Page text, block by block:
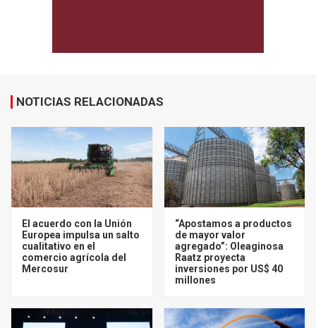
NOTICIAS RELACIONADAS
El acuerdo con la Unión
Europea impulsa un salto
cualitativo en el
comercio agrícola del
Mercosur
“Apostamos a productos
de mayor valor
agregado”: Oleaginosa
Raatz proyecta
inversiones por US$ 40
millones